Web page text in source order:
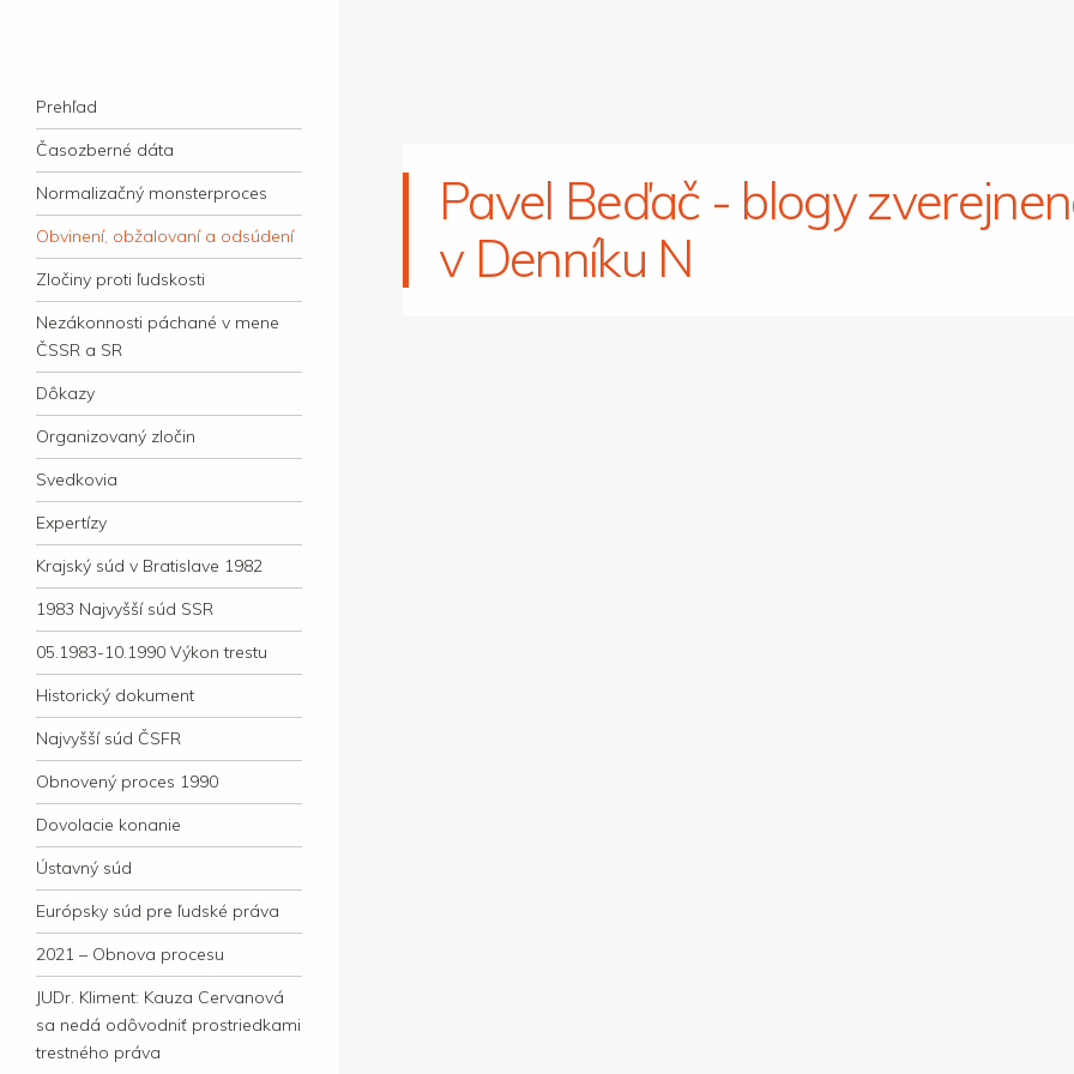
súdny proces v dejnách slovenskej justície
Navigation
Skip to content
Prehľad
Časozberné dáta
Normalizačný monsterproces
Obvinení, obžalovaní a odsúdení
Zločiny proti ľudskosti
Nezákonnosti páchané v mene
ČSSR a SR
Dôkazy
Organizovaný zločin
Svedkovia
Expertízy
Krajský súd v Bratislave 1982
1983 Najvyšší súd SSR
05.1983-10.1990 Výkon trestu
Historický dokument
Najvyšší súd ČSFR
Obnovený proces 1990
Dovolacie konanie
Ústavný súd
Európsky súd pre ľudské práva
2021 – Obnova procesu
JUDr. Kliment: Kauza Cervanová
sa nedá odôvodniť prostriedkami
trestného práva
Pavel Beďač - blogy
v Denníku N